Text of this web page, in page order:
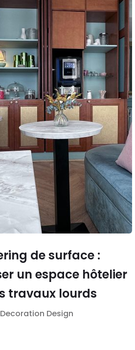
de surface :
un espace hôtelier
travaux lourds
Decoration Design